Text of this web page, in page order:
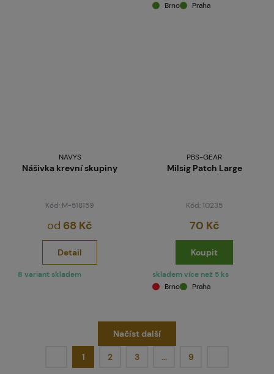
Brno
Praha
NAVYS
Nášivka krevní skupiny
Kód: M-518159
od 68 Kč
Detail
8 variant skladem
PBS-GEAR
Milsig Patch Large
Kód: 10235
70 Kč
Koupit
skladem více než 5 ks
Brno
Praha
Načíst další
1 2 3 … 9